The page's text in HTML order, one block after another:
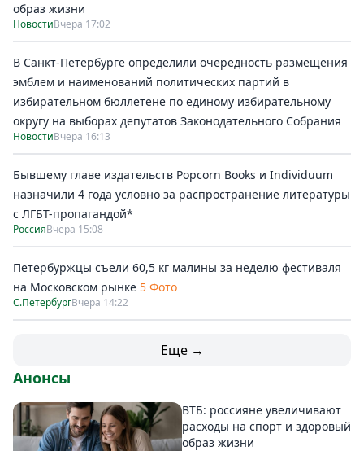
образ жизни
НовостиВчера 17:02
В Санкт-Петербурге определили очередность размещения
эмблем и наименований политических партий в
избирательном бюллетене по единому избирательному
округу на выборах депутатов Законодательного Собрания
НовостиВчера 16:13
Бывшему главе издательств Popcorn Books и Individuum
назначили 4 года условно за распространение литературы
с ЛГБТ-пропагандой*
РоссияВчера 15:08
Петербуржцы съели 60,5 кг малины за неделю фестиваля
на Московском рынке 5 Фото
С.ПетербургВчера 14:22
Еще →
Анонсы
ВТБ: россияне увеличивают
расходы на спорт и здоровый
образ жизни